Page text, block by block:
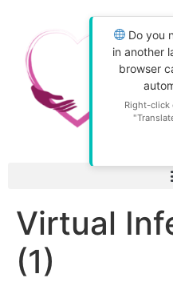
Do you
in another
browser
Right-
Virtual
(1)